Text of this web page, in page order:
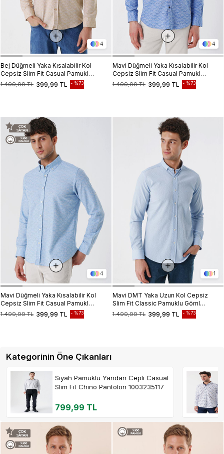
4
Bej Düğmeli Yaka Kısalabilir Kol
Cepsiz Slim Fit Casual Pamuklu
Gömlek 1004230181
399,99 TL
1.499,99 TL %73
4
Mavi Düğmeli Yaka Kısalabilir Kol
Cepsiz Slim Fit Casual Pamuklu
Gömlek 1004230181
399,99 TL
1.499,99 TL %73
4
Mavi Düğmeli Yaka Kısalabilir Kol
Cepsiz Slim Fit Casual Pamuklu
Gömlek 1004230181
399,99 TL
1.499,99 TL %73
1
Mavi DMT Yaka Uzun Kol Cepsiz
Slim Fit Classic Pamuklu Gömlek
1004230178399,99 TL
1.499,99 TL %73
Kategorinin Öne Çıkanları
Siyah Pamuklu Yandan Cepli Casual
Slim Fit Chino Pantolon 1003235117
799,99 TL